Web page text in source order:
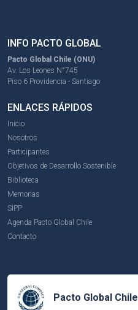
INFO PACTO GLOBAL
Pacto Global Chile (ONU)
Av. Los Leones N°745
Piso 6 Providencia - Santiago
ENLACES RÁPIDOS
Inicio
Nosotros
Participantes
Objetivos de Desarrollo Sostenible
Biblioteca
Memorias
SIPP
Agenda Pacto Global Chile
Contacto
Pacto Global Chile